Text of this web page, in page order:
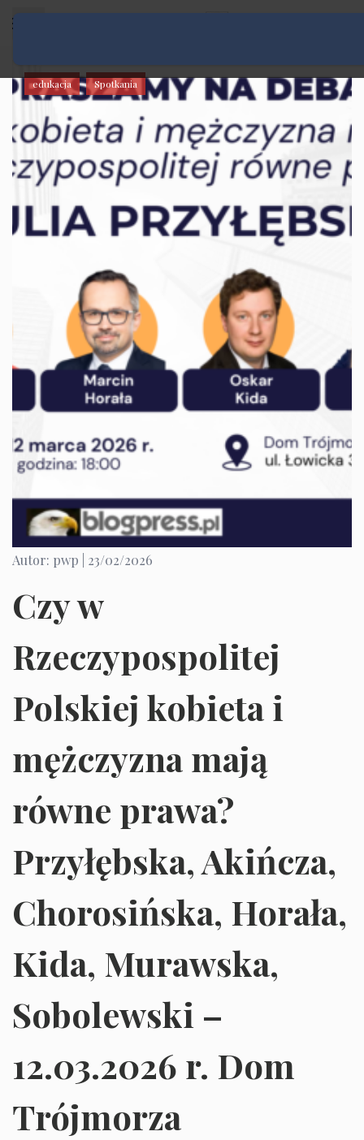
edukacja Spotkania
Autor: pwp | 23/02/2026
Czy w
Rzeczypospolitej
Polskiej kobieta i
mężczyzna mają
równe prawa?
Przyłębska, Akińcza,
Chorosińska, Horała,
Kida, Murawska,
Sobolewski –
12.03.2026 r. Dom
Trójmorza